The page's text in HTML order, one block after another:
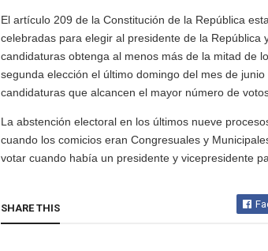
Elartículo 209 de la Constitución de la República
celebradas para elegir al presidente de la República
candidaturas obtenga al menos más de la mitad de
segunda elección el último domingo del mes de
candidaturas que alcancen el mayor número de
La abstención electoral en los últimos nueve
cuando los comicios eran Congresuales y
votar cuando había un presidente y vicepresidente
SHARE THIS